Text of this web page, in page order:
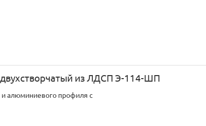
из ЛДСП Э-114-ШП
алюминиевого профиля с